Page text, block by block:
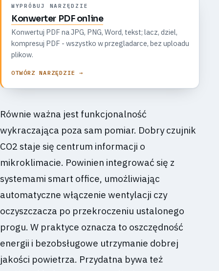
WYPRÓBUJ NARZĘDZIE
Konwerter PDF online
Konwertuj PDF na JPG, PNG, Word, tekst; lacz, dziel,
kompresuj PDF - wszystko w przegladarce, bez uploadu
plikow.
OTWÓRZ NARZĘDZIE →
Równie ważna jest funkcjonalność
wykraczająca poza sam pomiar. Dobry czujnik
CO2 staje się centrum informacji o
mikroklimacie. Powinien integrować się z
systemami smart office, umożliwiając
automatyczne włączenie wentylacji czy
oczyszczacza po przekroczeniu ustalonego
progu. W praktyce oznacza to oszczędność
energii i bezobsługowe utrzymanie dobrej
jakości powietrza. Przydatna bywa też